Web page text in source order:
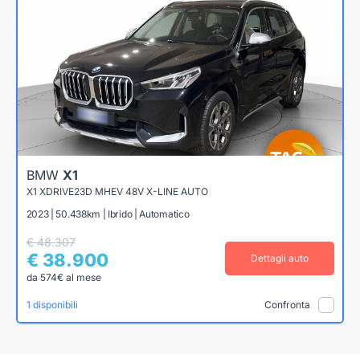
BMW X1
X1 XDRIVE23D MHEV 48V X-LINE AUTO
2023 | 50.438km | Ibrido | Automatico
€ 48.307
€ 38.900
da 574€ al mese
Dettagli auto
1 disponibili Confronta